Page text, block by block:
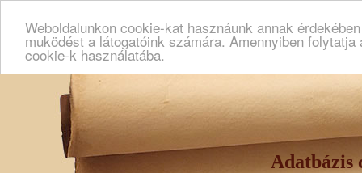
Weboldalunkon cookie-kat hasznáunk annak
muködést a látogatóink számára. Amennyiben
cookie-k használatába.
Adatbázis